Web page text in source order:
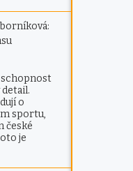
o
sportu,
české
je